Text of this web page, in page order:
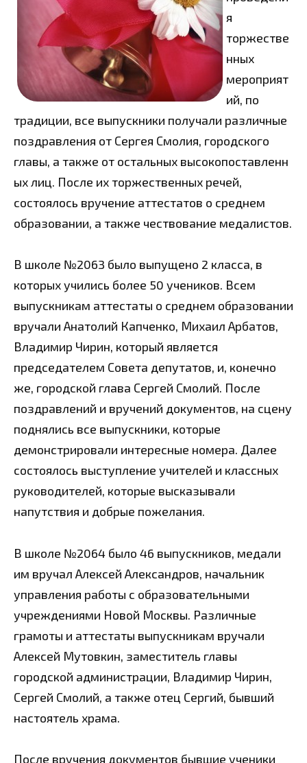
я
торжестве
нных
мероприят
ий, по
традиции, все выпускники получали различные
поздравления от Сергея Смолия, городского
главы, а также от остальных высокопоставленн
ых лиц. После их торжественных речей,
состоялось вручение аттестатов о среднем
образовании, а также чествование медалистов.
В школе №2063 было выпущено 2 класса, в
которых учились более 50 учеников. Всем
выпускникам аттестаты о среднем образовании
вручали Анатолий Капченко, Михаил Арбатов,
Владимир Чирин, который является
председателем Совета депутатов, и, конечно
же, городской глава Сергей Смолий. После
поздравлений и вручений документов, на сцену
поднялись все выпускники, которые
демонстрировали интересные номера. Далее
состоялось выступление учителей и классных
руководителей, которые высказывали
напутствия и добрые пожелания.
В школе №2064 было 46 выпускников, медали
им вручал Алексей Александров, начальник
управления работы с образовательными
учреждениями Новой Москвы. Различные
грамоты и аттестаты выпускникам вручали
Алексей Мутовкин, заместитель главы
городской администрации, Владимир Чирин,
Сергей Смолий, а также отец Сергий, бывший
настоятель храма.
После вручения документов бывшие ученики